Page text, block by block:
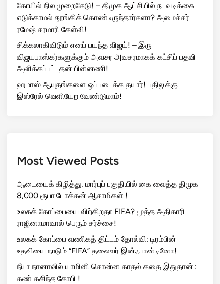
கோயில் நில முறைகேடு! – திமுக ஆட்சியில் நடவடிக்கை
எடுக்காமல் தூங்கிக் கொண்டிருந்தார்களா? அமைச்சர்
ரமேஷ் சரமாரி கேள்வி!
சிக்கலாகிவிடும் எனப் பயந்த விஜய்! – இரு
விஜயபாஸ்கர்களுக்கும் அவசர அவசரமாகக் கட்சிப் பதவி
அளிக்கப்பட்டதன் பின்னணி!
ஹமாஸ் ஆயுதங்களை ஒப்படைக்க தயார்! பதிலுக்கு
இஸ்ரேல் வெளியேற வேண்டுமாம்!
Most Viewed Posts
ஆடையைக் கிழித்து, மார்புப் பகுதியில் கை வைத்த திமுக
8,000 ரூபா டோக்கன் ஆசாமிகள் !
உலகக் கோப்பையை விற்கிறதா FIFA? மூத்த அதிகாரி
ராஜினாமாவால் பெரும் சர்ச்சை!
உலகக் கோப்பை வணிகத் திட்டம் தோல்வி: டிரம்பின்
உதவியை நாடும் “FIFA” தலைவர் இன்ஃபான்டினோ!
நீயா நானாவில் யாமினி சொன்ன காதல் கதை இதுதான் :
கண் கசிந்த கோபி !